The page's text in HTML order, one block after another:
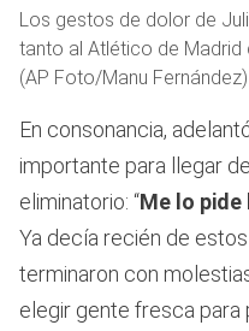
Los gestos de dolor de
tanto al Atlético de
(AP Foto/Manu Fernández)
En consonancia,
importante para llegar
eliminatorio: “Me lo
Ya decía recién de
terminaron con
elegir gente fresca para